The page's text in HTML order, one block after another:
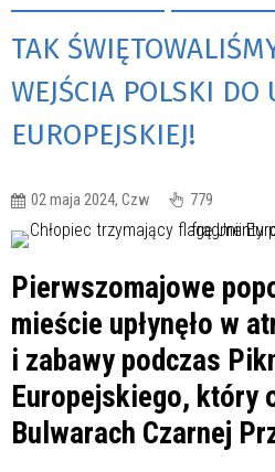
TAK
WEJŚCIA POLSKI DO
EUROPEJSKIEJ!
02 maja 2024, Czw 779
Pierwszomajowe
mieście upłynęło w
i zabawy podczas
Europejskiego, który
Bulwarach Czarnej